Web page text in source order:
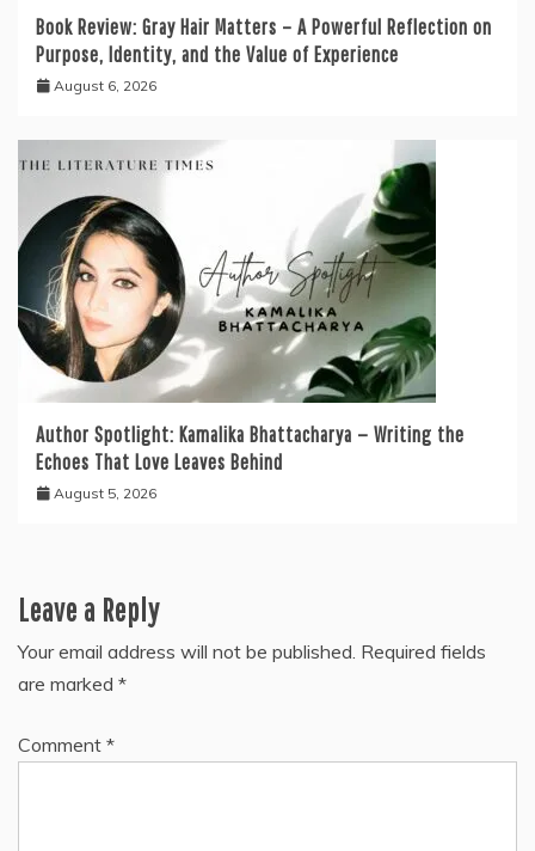
Book Review: Gray Hair Matters – A Powerful Reflection on
Purpose, Identity, and the Value of Experience
August 6, 2026
Author Spotlight: Kamalika Bhattacharya — Writing the
Echoes That Love Leaves Behind
August 5, 2026
Leave a Reply
Your email address will not be published. Required fields
are marked *
Comment *